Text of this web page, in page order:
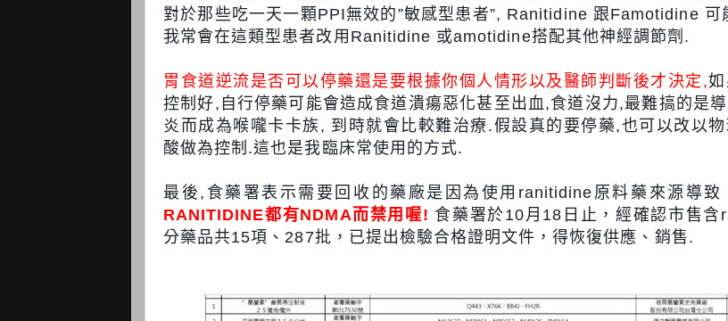
對於那些吃一天一顆PPI無效的”敏感型患者”, Ranitidine 跟Famotidine 可
我常會在這類型患者改用Ranitidine 或amotidine搭配其他神經調節劑.
胃食道逆流是否可以停藥還是要根據你個人情形以及醫師判斷後才決定,
控制好,自行停藥可能會造成食道潰瘍惡化甚至出血,食道沒力,最難搞的是
炎而成為喉嚨卡卡族, 到時就會比較難治療.假設真的要停藥,也可以改以
酸做為控制.這也是我臨床常使用的方式.
最後,食藥署表示需要回收的藥廠是因為使用ranitidine原料藥來源導致
RANITIDINE都有NDMA而禁用喔! 食藥署於10月18日止，經確認市售含
分藥品共15項、287批，已提出檢驗合格證明文件，得恢復供應、銷售.